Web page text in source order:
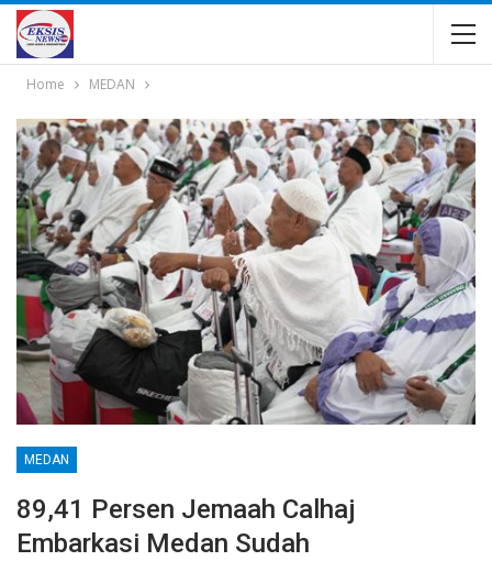
Home MEDAN
MEDAN
89,41 Persen Jemaah Calhaj
Embarkasi Medan Sudah